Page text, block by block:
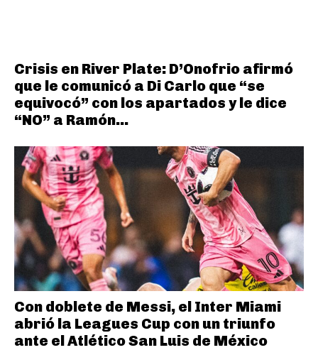
Crisis en River Plate: D’Onofrio afirmó
que le comunicó a Di Carlo que “se
equivocó” con los apartados y le dice
“NO” a Ramón...
Con doblete de Messi, el Inter Miami
abrió la Leagues Cup con un triunfo
ante el Atlético San Luis de México